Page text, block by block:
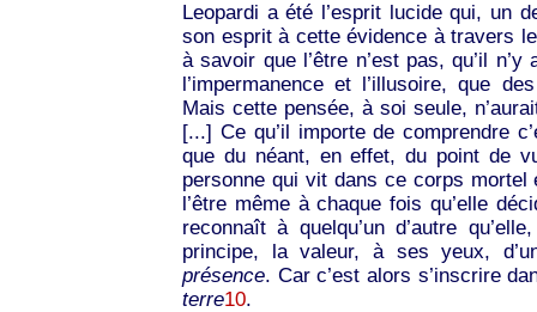
Leopardi a été l’esprit lucide qui, un
son esprit à cette évidence à travers
à savoir que l’être n’est pas, qu’il
l’impermanence et l’illusoire, que
Mais cette pensée, à soi seule,
[...] Ce qu’il importe de comprendre
que du néant, en effet, du point de
personne qui vit dans ce corps
l’être même à chaque fois qu’elle
reconnaît à quelqu’un d’autre
principe, la valeur, à ses yeux,
présence. Car c’est alors s’inscrire
terre10.